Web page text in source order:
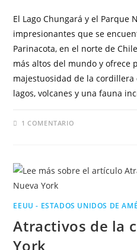
El Lago Chungará y el Parque
impresionantes que se
Parinacota, en el norte de
más altos del mundo y ofrece
majestuosidad de la cordillera
lagos, volcanes y una fauna
1 COMENTARIO
EEUU - ESTADOS UNIDOS DE
Atractivos de la
York